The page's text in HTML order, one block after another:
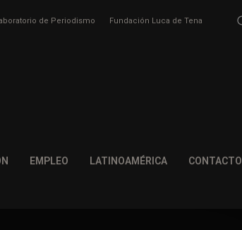
de Periodismo Fundación Luca de Tena
EMPLEO LATINOAMÉRICA CONTACTO